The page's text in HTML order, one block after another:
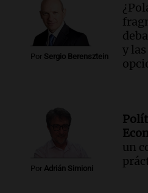
Por Sergio Berensztein
y
Por Adrián Simioni
un